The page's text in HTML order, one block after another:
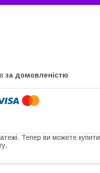
за домовленістю
Тепер ви можете купити